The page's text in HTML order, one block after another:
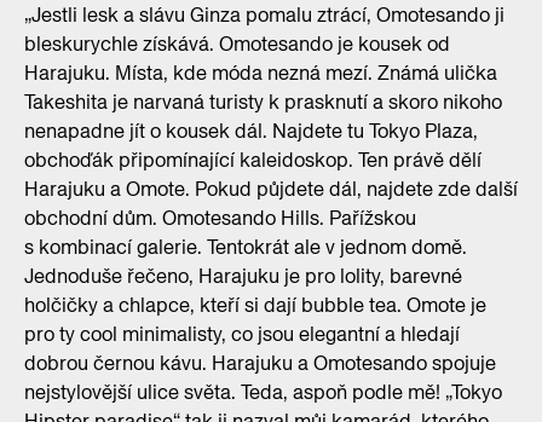
„Jestli lesk a slávu Ginza pomalu ztrácí, Omotesando ji
bleskurychle získává. Omotesando je kousek od
Harajuku. Místa, kde móda nezná mezí. Známá ulička
Takeshita je narvaná turisty k prasknutí a skoro nikoho
nenapadne jít o kousek dál. Najdete tu Tokyo Plaza,
obchoďák připomínající kaleidoskop. Ten právě dělí
Harajuku a Omote. Pokud půjdete dál, najdete zde další
obchodní dům. Omotesando Hills. Pařížskou
s kombinací galerie. Tentokrát ale v jednom domě.
Jednoduše řečeno, Harajuku je pro lolity, barevné
holčičky a chlapce, kteří si dají bubble tea. Omote je
pro ty cool minimalisty, co jsou elegantní a hledají
dobrou černou kávu. Harajuku a Omotesando spojuje
nejstylovější ulice světa. Teda, aspoň podle mě! „Tokyo